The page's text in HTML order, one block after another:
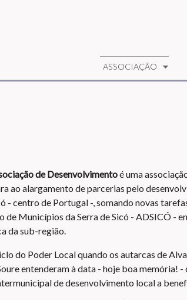
ASSOCIAÇÃO
de Desenvolvimentoé uma
ao alargamento de parcerias pelo
- centro de Portugal -, somando novas
de Municípios da Serra de Sicó - ADSICÓ -
da sub-região.
do Poder Local quando os autarcas de
entenderam à data - hoje boa
de desenvolvimento local a